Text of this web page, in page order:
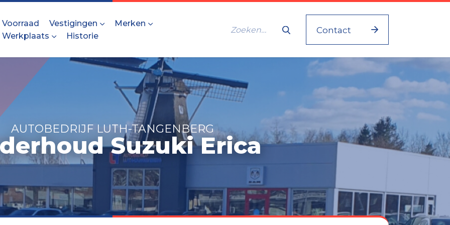
Voorraad Vestigingen
Merken
Werkplaats
Historie
Contact
AUTOBEDRIJF LUTH-TANGENBERG
Suzuki Erica